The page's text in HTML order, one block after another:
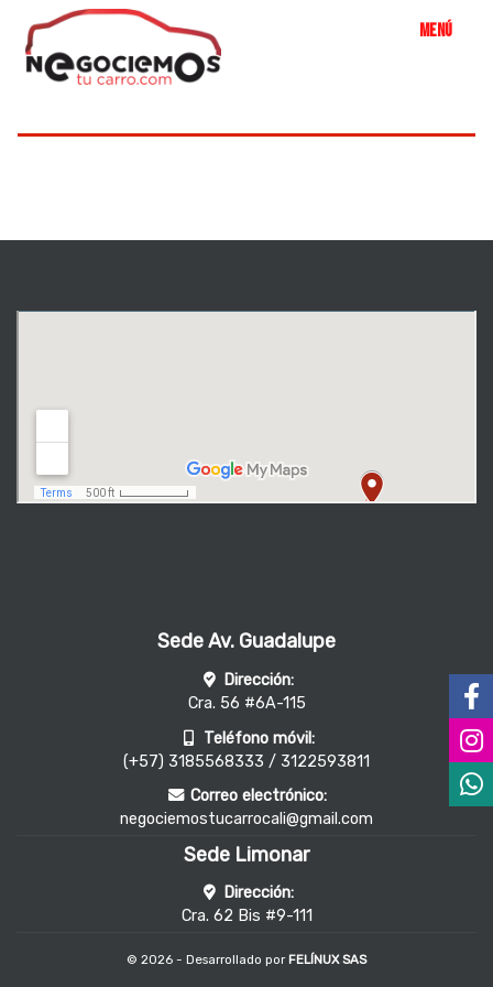
Sede Av. Guadalupe
Dirección:
Cra. 56 #6A-115
Teléfono móvil:
(+57) 3185568333 / 3122593811
Correo electrónico:
negociemostucarrocali@gmail.com
Sede Limonar
Dirección:
Cra. 62 Bis #9-111
© 2026 - Desarrollado porFELÍNUX SAS